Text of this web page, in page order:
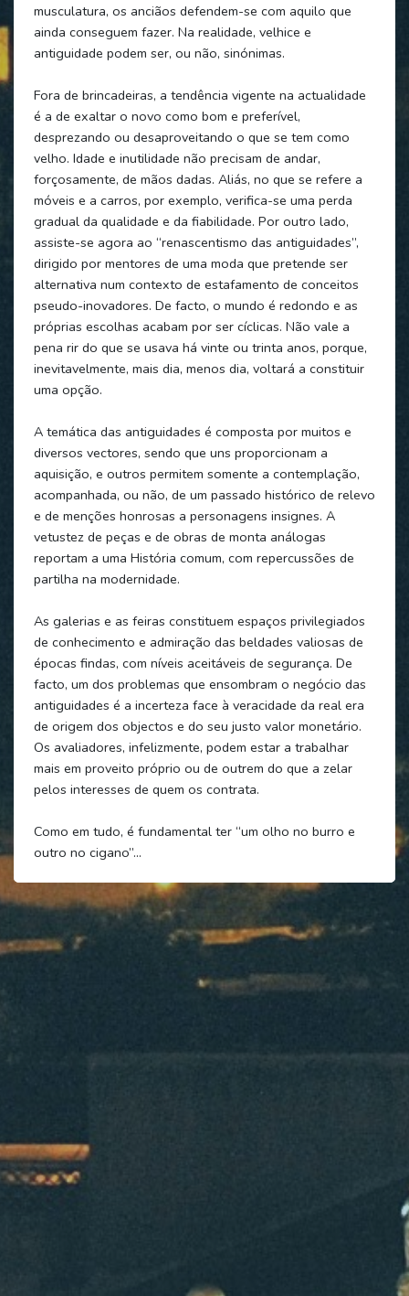
musculatura, os anciãos defendem-se com aquilo que
ainda conseguem fazer. Na realidade, velhice e
antiguidade podem ser, ou não, sinónimas.
Fora de brincadeiras, a tendência vigente na actualidade
é a de exaltar o novo como bom e preferível,
desprezando ou desaproveitando o que se tem como
velho. Idade e inutilidade não precisam de andar,
forçosamente, de mãos dadas. Aliás, no que se refere a
móveis e a carros, por exemplo, verifica-se uma perda
gradual da qualidade e da fiabilidade. Por outro lado,
assiste-se agora ao “renascentismo das antiguidades”,
dirigido por mentores de uma moda que pretende ser
alternativa num contexto de estafamento de conceitos
pseudo-inovadores. De facto, o mundo é redondo e as
próprias escolhas acabam por ser cíclicas. Não vale a
pena rir do que se usava há vinte ou trinta anos, porque,
inevitavelmente, mais dia, menos dia, voltará a constituir
uma opção.
A temática das antiguidades é composta por muitos e
diversos vectores, sendo que uns proporcionam a
aquisição, e outros permitem somente a contemplação,
acompanhada, ou não, de um passado histórico de relevo
e de menções honrosas a personagens insignes. A
vetustez de peças e de obras de monta análogas
reportam a uma História comum, com repercussões de
partilha na modernidade.
As galerias e as feiras constituem espaços privilegiados
de conhecimento e admiração das beldades valiosas de
épocas findas, com níveis aceitáveis de segurança. De
facto, um dos problemas que ensombram o negócio das
antiguidades é a incerteza face à veracidade da real era
de origem dos objectos e do seu justo valor monetário.
Os avaliadores, infelizmente, podem estar a trabalhar
mais em proveito próprio ou de outrem do que a zelar
pelos interesses de quem os contrata.
Como em tudo, é fundamental ter “um olho no burro e
outro no cigano”…